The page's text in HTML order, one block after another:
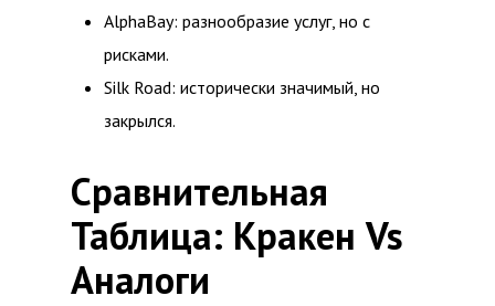
AlphaBay: разнообразие услуг, но с
рисками.
Silk Road: исторически значимый, но
закрылся.
Сравнительная
Таблица: Кракен Vs
Аналоги